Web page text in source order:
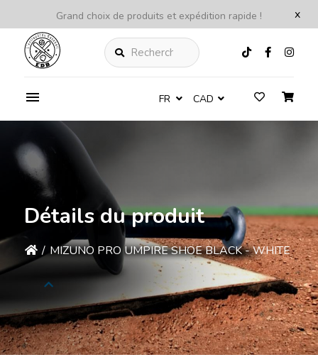
x
Grand choix de produits et expédition rapide !
Rechercher
FR CAD
Détails du produit
/ MIZUNO PRO UMPIRE SHOE BLACK - WHITE